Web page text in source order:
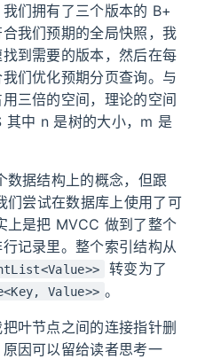
们拥有了三个版本的 B+
我们预期的全局快照，我
到需要的版本，然后在每
们优化预期分页查询。与
三倍的空间，理论的空间
中 n 是树的大小，m 是
数据结构上的概念，但跟
们尝试在数据库上使用了可
上是把 MVCC 做到了整个
记录里。整个索引结构从
转变为了
Value>> 。
叶节点之间的连接指针删
因可以留给读者思考一